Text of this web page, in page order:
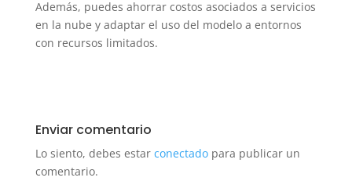
Además, puedes ahorrar costos asociados a servicios
en la nube y adaptar el uso del modelo a entornos
con recursos limitados.
Enviar comentario
Lo siento, debes estar conectadopara publicar un
comentario.